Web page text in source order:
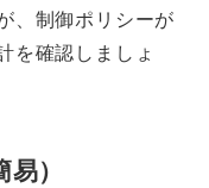
、制御ポリシーが
を確認しましょ
）